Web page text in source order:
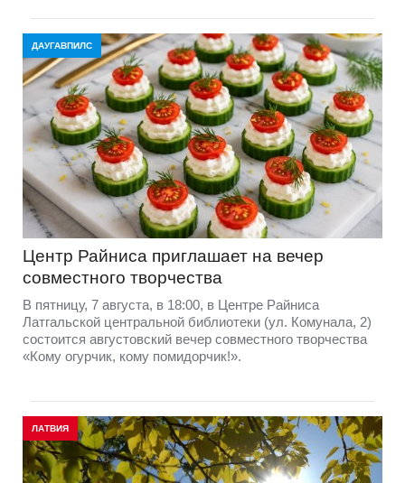
ДАУГАВПИЛС
Центр Райниса приглашает на вечер
совместного творчества
В пятницу, 7 августа, в 18:00, в Центре Райниса
Латгальской центральной библиотеки (ул. Комунала, 2)
состоится августовский вечер совместного творчества
«Кому огурчик, кому помидорчик!».
ЛАТВИЯ